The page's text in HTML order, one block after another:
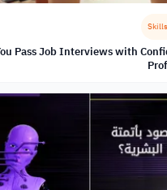
Pass Job Interviews with